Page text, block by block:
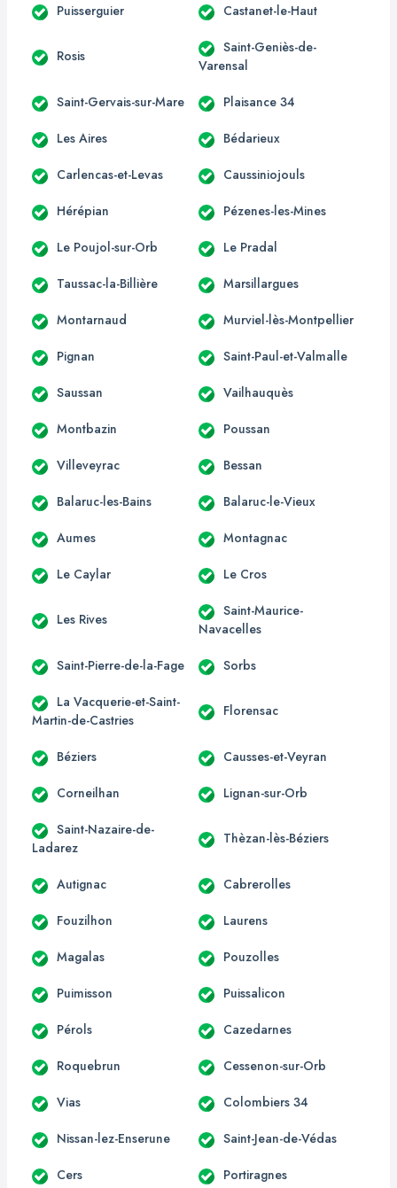
Puisserguier Castanet-le-Haut
Rosis
Saint-Geniès-de-
Varensal
Saint-Gervais-sur-Mare Plaisance 34
Les Aires Bédarieux
Carlencas-et-Levas Caussiniojouls
Hérépian Pézenes-les-Mines
Le Poujol-sur-Orb Le Pradal
Taussac-la-Billière Marsillargues
Montarnaud Murviel-lès-Montpellier
Pignan Saint-Paul-et-Valmalle
Saussan Vailhauquès
Montbazin Poussan
Villeveyrac Bessan
Balaruc-les-Bains Balaruc-le-Vieux
Aumes Montagnac
Le Caylar Le Cros
Les Rives
Saint-Maurice-
Navacelles
Saint-Pierre-de-la-Fage Sorbs
La Vacquerie-et-Saint-
Martin-de-Castries
Florensac
Béziers Causses-et-Veyran
Corneilhan Lignan-sur-Orb
Saint-Nazaire-de-
Ladarez
Thèzan-lès-Béziers
Autignac Cabrerolles
Fouzilhon Laurens
Magalas Pouzolles
Puimisson Puissalicon
Pérols Cazedarnes
Roquebrun Cessenon-sur-Orb
Vias Colombiers 34
Nissan-lez-Enserune Saint-Jean-de-Védas
Cers Portiragnes